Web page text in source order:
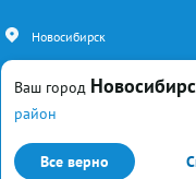
Ваш город
район
Все верно
Новосибирск
Каталог